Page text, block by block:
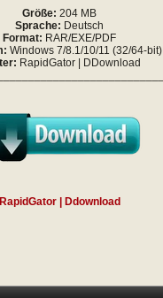
Größe: 204 MB
Sprache: Deutsch
Format: RAR/EXE/PDF
Windows 7/8.1/10/11 (32/64-bit)
RapidGator | DDownload
RapidGator | Ddownload